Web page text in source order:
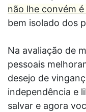
não lhe convém
bem isolado dos
Na avaliação de
pessoais
desejo de
independência e
salvar e agora